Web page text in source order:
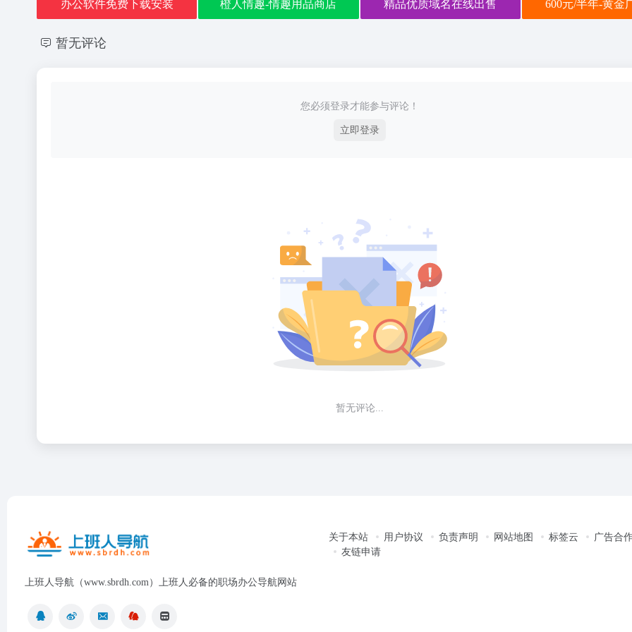
办公软件免费下载安装 橙人情趣-情趣用品商店 精品优质域名在线出售 600元/半年-黄金
暂无评论
您必须登录才能参与评论！
立即登录
暂无评论...
上班人导航（www.sbrdh.com）上班人必备的职场办公导航网站
关于本站 用户协议 负责声明 网站地图 标签云
广告合
友链申请